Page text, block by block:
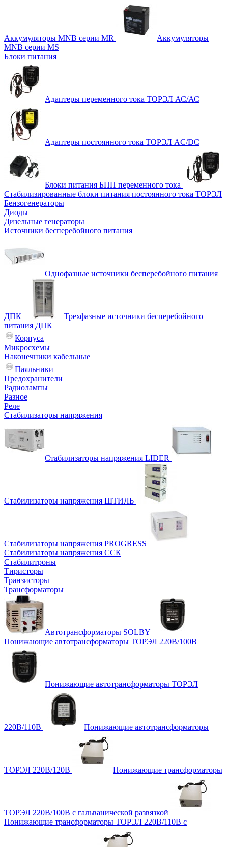
Аккумуляторы MNB серии MR
Аккумуляторы
MNB серии MS
Блоки питания
Адаптеры переменного тока ТОРЭЛ АС/АС
Адаптеры постоянного тока ТОРЭЛ AC/DC
Блоки питания БПП переменного тока
Стабилизированные блоки питания постоянного тока ТОРЭЛ
Бензогенераторы
Диоды
Дизельные генераторы
Источники бесперебойного питания
Однофазные источники бесперебойного питания
ДПК
Трехфазные источники бесперебойного
питания ДПК
Корпуса
Микросхемы
Наконечники кабельные
Паяльники
Предохранители
Радиолампы
Разное
Реле
Стабилизаторы напряжения
Стабилизаторы напряжения LIDER
Стабилизаторы напряжения ШТИЛЬ
Стабилизаторы напряжения PROGRESS
Стабилизаторы напряжения ССК
Стабилитроны
Тиристоры
Транзисторы
Трансформаторы
Автотрансформаторы SOLBY
Понижающие автотрансформаторы ТОРЭЛ 220В/100В
Понижающие автотрансформаторы ТОРЭЛ
220В/110В Понижающие автотрансформаторы
ТОРЭЛ 220В/120В Понижающие трансформаторы
ТОРЭЛ 220В/100В с гальванической развязкой
Понижающие трансформаторы ТОРЭЛ 220В/110В с